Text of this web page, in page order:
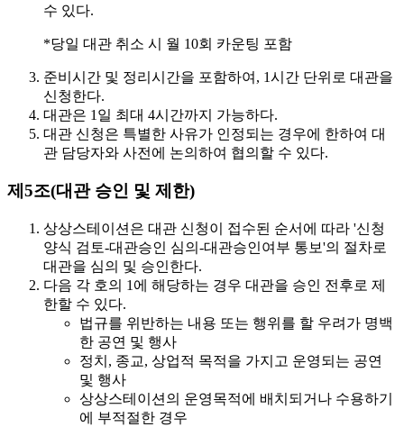
수 있다.
*당일 대관 취소 시 월 10회 카운팅 포함
준비시간 및 정리시간을 포함하여, 1시간 단위 로 대관을
신청한다.
대관은 1일 최대 4시간까지 가능하다.
대관 신청은 특별한 사유가 인정되는 경우에 한하여 대
관 담당자와 사전에 논의하여 협의할 수 있다.
제5조(대관 승인 및 제한)
상상스테이션은 대관 신청이 접수된 순서에 따라 '신청
양식 검토-대관승인 심의-대관승인여부 통보'의 절차로
대관을 심의 및 승인한다.
다음 각 호의 1에 해당하는 경우 대관을 승인 전후로 제
한할 수 있다.
법규를 위반하는 내용 또는 행위를 할 우려가 명백
한 공연 및 행사
정치, 종교, 상업적 목적을 가지고 운영되는 공연
및 행사
상상스테이션의 운영목적에 배치되거나 수용하기
에 부적절한 경우